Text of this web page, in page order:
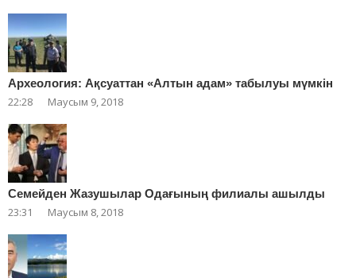
Археология: Ақсуаттан «Алтын адам» табылуы мүмкін
22:28 Маусым 9, 2018
Cемейден Жазушылар Одағының филиалы ашылды
23:31 Маусым 8, 2018